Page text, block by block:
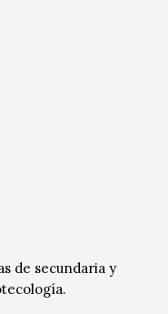
de secundaria y